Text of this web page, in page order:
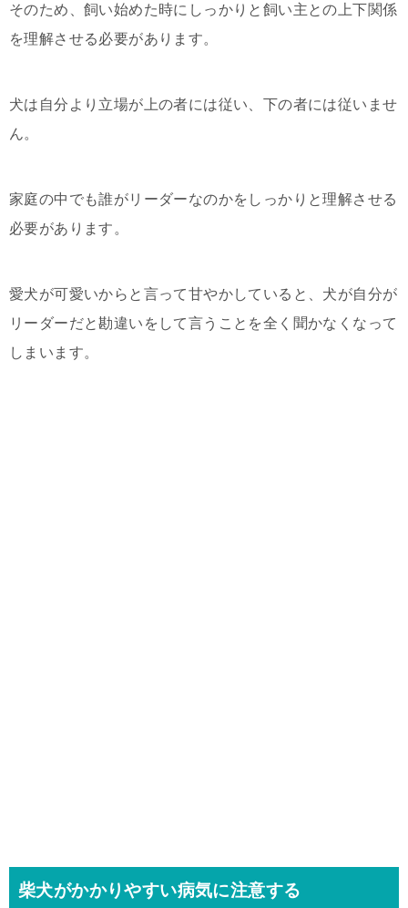
そのため、飼い始めた時にしっかりと飼い主との上下関係
を理解させる必要があります。
犬は自分より立場が上の者には従い、下の者には従いませ
ん。
家庭の中でも誰がリーダーなのかをしっかりと理解させる
必要があります。
愛犬が可愛いからと言って甘やかしていると、犬が自分が
リーダーだと勘違いをして言うことを全く聞かなくなって
しまいます。
柴犬がかかりやすい病気に注意する